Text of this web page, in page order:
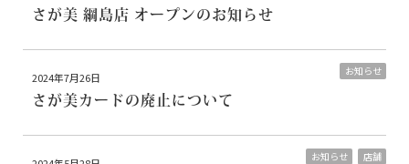
さが美 綱島店 オープンのお知らせ
お知らせ
2024年7月26日
さが美カードの廃止について
お知らせ 店舗